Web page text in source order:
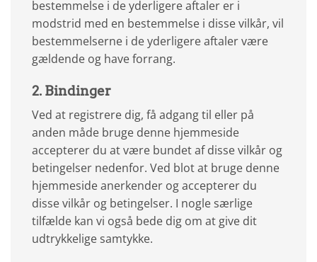
bestemmelse i de yderligere aftaler er i
modstrid med en bestemmelse i disse vilkår, vil
bestemmelserne i de yderligere aftaler være
gældende og have forrang.
2. Bindinger
Ved at registrere dig, få adgang til eller på
anden måde bruge denne hjemmeside
accepterer du at være bundet af disse vilkår og
betingelser nedenfor. Ved blot at bruge denne
hjemmeside anerkender og accepterer du
disse vilkår og betingelser. I nogle særlige
tilfælde kan vi også bede dig om at give dit
udtrykkelige samtykke.